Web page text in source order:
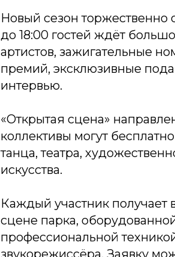
Новый сезон торжественно
до 18:00 гостей ждёт
артистов, зажигательные
премий, эксклюзивные
интервью.
«Открытая сцена»
коллективы могут
танца, театра,
искусства.
Каждый участник получает
сцене парка,
профессиональной
звукорежиссёра. Заявку